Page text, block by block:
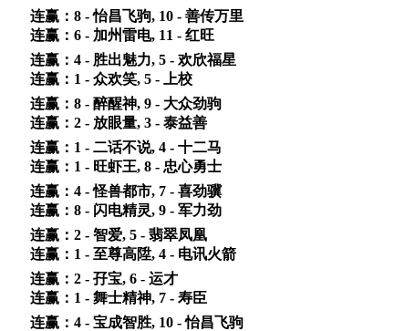
连赢：8 - 怡昌飞驹, 10 - 善传万里
连赢：6 - 加州雷电, 11 - 红旺
连赢：4 - 胜出魅力, 5 - 欢欣福星
连赢：1 - 众欢笑, 5 - 上校
连赢：8 - 醉醒神, 9 - 大众劲驹
连赢：2 - 放眼量, 3 - 泰益善
连赢：1 - 二话不说, 4 - 十二马
连赢：1 - 旺虾王, 8 - 忠心勇士
连赢：4 - 怪兽都市, 7 - 喜劲骥
连赢：8 - 闪电精灵, 9 - 军力劲
连赢：2 - 智爱, 5 - 翡翠凤凰
连赢：1 - 至尊高陞, 4 - 电讯火箭
连赢：2 - 孖宝, 6 - 运才
连赢：1 - 舞士精神, 7 - 寿臣
连赢：4 - 宝成智胜, 10 - 怡昌飞驹